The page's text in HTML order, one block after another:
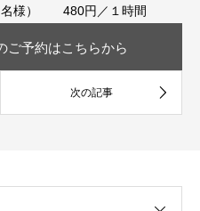
名様） 480円／１時間
ご予約はこちらから